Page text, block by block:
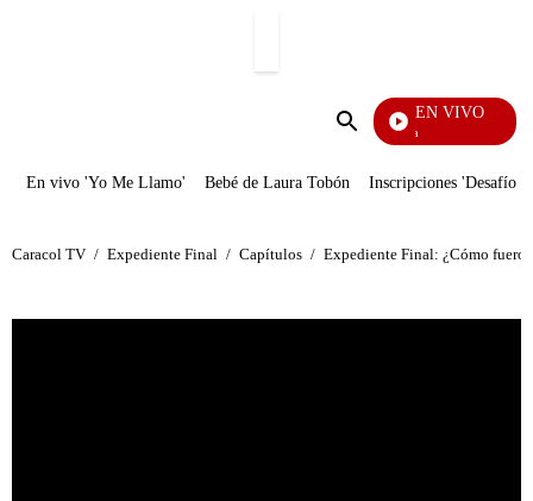
Enviar
EN VIVO
Diario De Diana
En vivo 'Yo Me Llamo' Bebé de Laura Tobón Inscripciones 'Desafío'
Caracol TV / Expediente Final / Capítulos / Expediente Final: ¿Cómo